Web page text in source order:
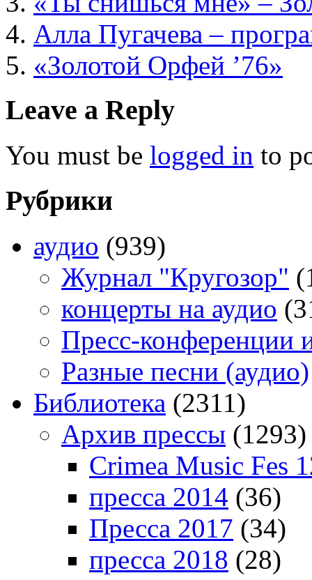
Алла Пугачева –
«Золотой Орфей ’76»
Leave a Reply
You must be logged in to
Рубрики
аудио (939)
Журнал "Кругозор"
концерты на аудио
Пресс-конференции
Разные песни (аудио)
Библиотека (2311)
Архив прессы (1293)
Crimea Music Fes
пресса 2014 (36)
Пресса 2017 (34)
пресса 2018 (28)